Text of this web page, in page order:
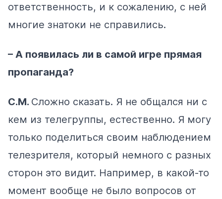
ответственность, и к сожалению, с ней
многие знатоки не справились.
– А появилась ли в самой игре прямая
пропаганда?
С.М. Сложно сказать. Я не общался ни с
кем из телегруппы, естественно. Я могу
только поделиться своим наблюдением
телезрителя, который немного с разных
сторон это видит. Например, в какой-то
момент вообще не было вопросов от